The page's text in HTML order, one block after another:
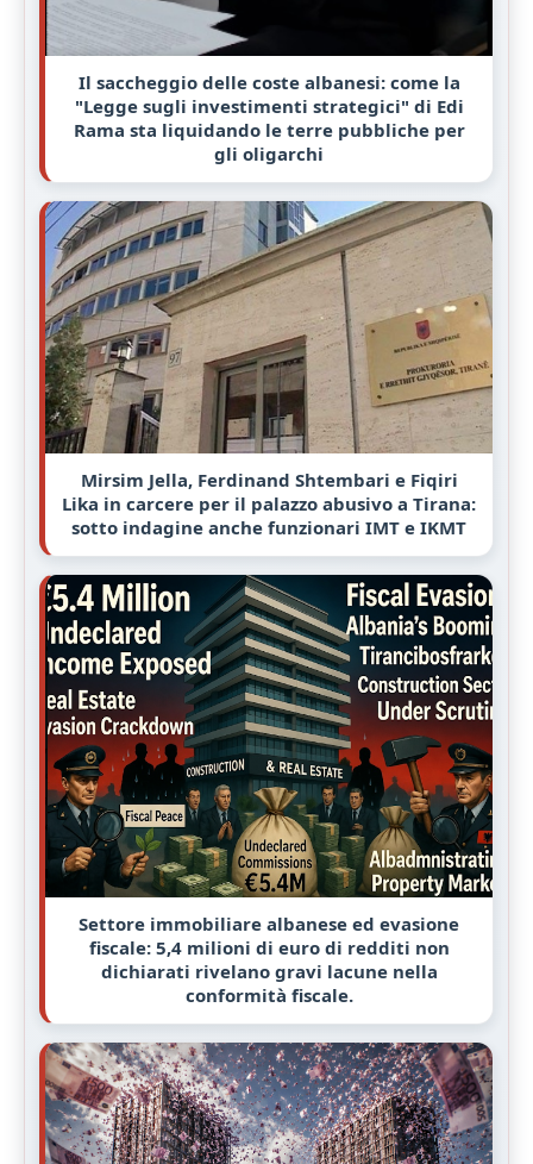
Il saccheggio delle coste albanesi: come la
"Legge sugli investimenti strategici" di Edi
Rama sta liquidando le terre pubbliche per
gli oligarchi
Mirsim Jella, Ferdinand Shtembari e Fiqiri
Lika in carcere per il palazzo abusivo a Tirana:
sotto indagine anche funzionari IMT e IKMT
Settore immobiliare albanese ed evasione
fiscale: 5,4 milioni di euro di redditi non
dichiarati rivelano gravi lacune nella
conformità fiscale.